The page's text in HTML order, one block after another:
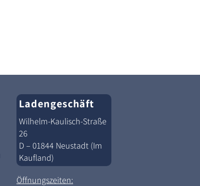
Ladengeschäft
Wilhelm-Kaulisch-Straße
26
D – 01844 Neustadt (Im
Kaufland)
Öffnungszeiten: